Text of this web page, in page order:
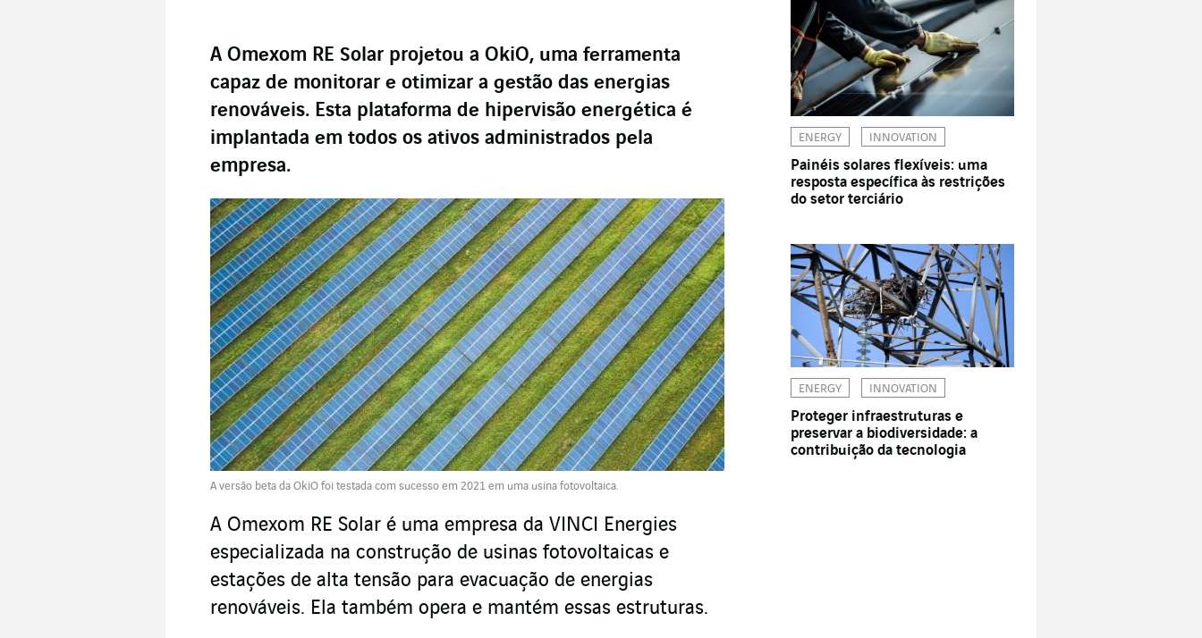
A Omexom RE Solar projetou a OkiO, uma ferramenta
capaz de monitorar e otimizar a gestão das energias
renováveis. Esta plataforma de hipervisão energética é
implantada em todos os ativos administrados pela
empresa.
A versão beta da OkiO foi testada com sucesso em 2021 em uma usina fotovoltaica.
A Omexom RE Solar é uma empresa da VINCI Energies
especializada na construção de usinas fotovoltaicas e
estações de alta tensão para evacuação de energias
renováveis. Ela também opera e mantém essas estruturas.
ENERGY INNOVATION
Painéis solares flexíveis: uma
resposta específica às restrições
do setor terciário
ENERGY INNOVATION
Proteger infraestruturas e
preservar a biodiversidade: a
contribuição da tecnologia